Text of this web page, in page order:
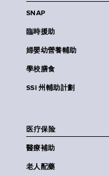
SNAP
臨時援助
婦嬰幼營養輔助
學校膳食
SSI 州輔助計劃
医疗保险
醫療補助
老人配藥